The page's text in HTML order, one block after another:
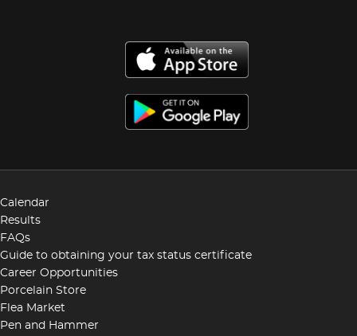
Calendar
Results
FAQs
Guide to obtaining your tax status certificate
Career Opportunities
Porcelain Store
Flea Market
Pen and Hammer